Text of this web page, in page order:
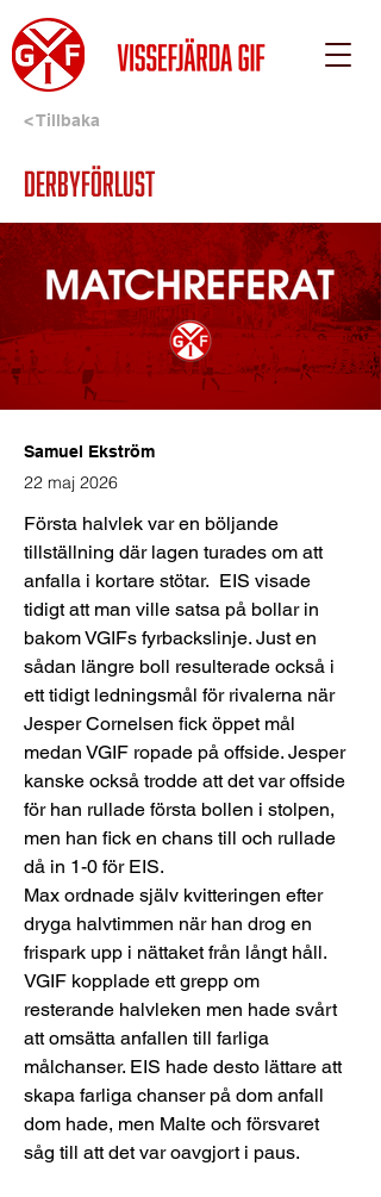
< Tillbaka
Derbyförlust
Samuel Ekström
22 maj 2026
Första halvlek var en böljande
tillställning där lagen turades om att
anfalla i kortare stötar.  EIS visade
tidigt att man ville satsa på bollar in
bakom VGIFs fyrbackslinje. Just en
sådan längre boll resulterade också i
ett tidigt ledningsmål för rivalerna när
Jesper Cornelsen fick öppet mål
medan VGIF ropade på offside. Jesper
kanske också trodde att det var offside
för han rullade första bollen i stolpen,
men han fick en chans till och rullade
då in 1-0 för EIS.
Max ordnade själv kvitteringen efter
dryga halvtimmen när han drog en
frispark upp i nättaket från långt håll.
VGIF kopplade ett grepp om
resterande halvleken men hade svårt
att omsätta anfallen till farliga
målchanser. EIS hade desto lättare att
skapa farliga chanser på dom anfall
dom hade, men Malte och försvaret
såg till att det var oavgjort i paus.